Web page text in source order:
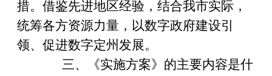
措。借鉴先进地区经验，结合我市实际，
统筹各方资源力量，以数字政府建设引
领、促进数字定州发展。
三、《实施方案》的主要内容是什